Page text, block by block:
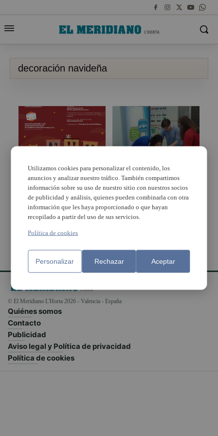
decoración navideña
‘Decora Torrent’, la III
Campaña de
Decoración Navideña
El PP de Benetússer
organiza talleres
infantiles, el último
sobre Medio Ambiente
© El Meridiano L'Horta 2026 - Valencia - España
Quiénes somos
Contacto
Publicidad
Aviso legal y Política de privacidad
Política de cookies
Utilizamos cookies para personalizar el contenido, los
anuncios y analizar nuestro tráfico. También compartimos
información sobre su uso de nuestro sitio con nuestros socios
de publicidad y análisis, quienes pueden combinarla con otra
información que les haya proporcionado o que hayan
recopilado a partir del uso de sus servicios.
Política de cookies
Personalizar Rechazar Aceptar